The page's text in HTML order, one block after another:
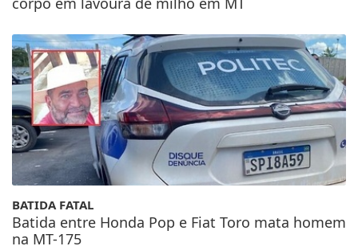
BATIDA FATAL
Batida entre Honda Pop e Fiat Toro mata homem
na MT-175